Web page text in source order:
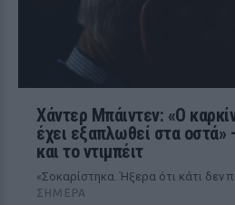
Χάντερ Μπάιντεν: «Ο
έχει εξαπλωθεί στα οστά»
και το ντιμπέιτ
«Σοκαρίστηκα. Ήξερα ότι κάτι δεν
ΣΉΜΕΡΑ